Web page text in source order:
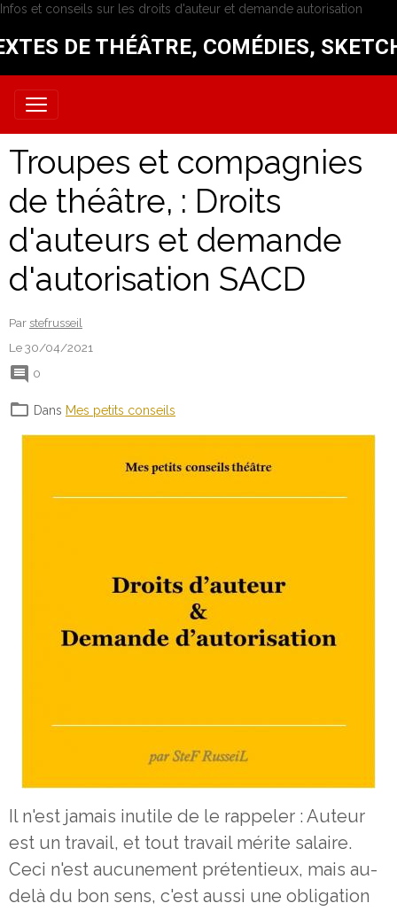
Infos et conseils sur les droits d'auteur et demande autorisation
DE THÉÂTRE, COMÉDIES,
Troupes et compagnies
de théâtre, : Droits
d'auteurs et demande
d'autorisation SACD
Par stefrusseil
Le 30/04/2021
0
Dans Mes petits conseils
Il n'est jamais inutile de le rappeler : Auteur
est un travail, et tout travail mérite salaire.
Ceci n'est aucunement prétentieux, mais au-
delà du bon sens, c'est aussi une obligation